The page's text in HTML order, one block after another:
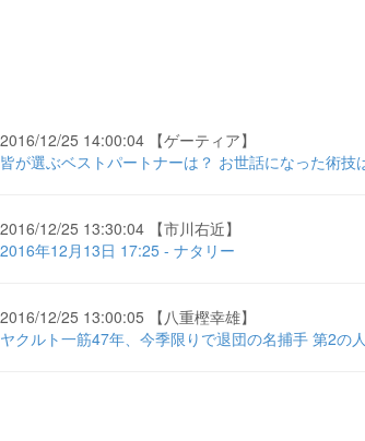
2016/12/25 14:00:04 【ゲーティア】
皆が選ぶベストパートナーは？ お世話になった術
2016/12/25 13:30:04 【市川右近】
2016年12月13日 17:25 - ナタリー
2016/12/25 13:00:05 【八重樫幸雄】
ヤクルト一筋47年、今季限りで退団の名捕手 第2の